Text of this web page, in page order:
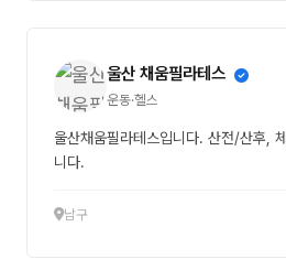
울산 채움필라테스
운동·헬스
울산채움필라테스입니다. 산전/산후,
니다.
남구